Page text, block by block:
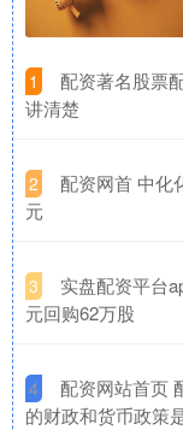
1
配资著名股票
讲清楚
2
配资网首 中化
元
3
实盘配资平台
元回购62万股
4
配资网站首页
的财政和货币政策